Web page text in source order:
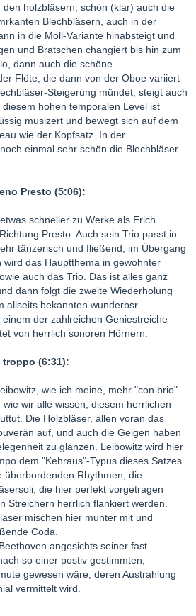
holzbläsern, schön (klar) auch die
Blechbläsern, auch in der
in die Moll-Variante hinabsteigt und
und Bratschen changiert bis hin zum
dann auch die schöne
Flöte, die dann von der Oboe variiert
Steigerung mündet, steigt auch
hohen temporalen Level ist
musizert und bewegt sich auf dem
wie der Kopfsatz. In der
einmal sehr schön die Blechbläser
Presto (5:06):
schneller zu Werke als Erich
Presto. Auch sein Trio passt in
tänzerisch und fließend, im Übergang
wird das Hauptthema in gewohnter
auch das Trio. Das ist alles ganz
dann folgt die zweite Wiederholung
allseits bekannten wunderbsr
der zahlreichen Geniestreiche
von herrlich sonoren Hörnern.
troppo (6:31):
wie ich meine, mehr "con brio"
wir alle wissen, diesem herrlichen
Die Holzbläser, allen voran das
auf, und auch die Geigen haben
zu glänzen. Leibowitz wird hier
dem "Kehraus"-Typus dieses Satzes
überbordenden Rhythmen, die
die hier perfekt vorgetragen
Streichern herrlich flankiert werden.
mischen hier munter mit und
Coda.
angesichts seiner fast
so einer postiv gestimmten,
gewesen wäre, deren Austrahlung
vermittelt wird.